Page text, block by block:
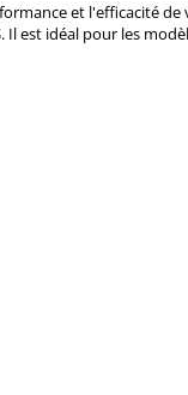
et l'efficacité de
Il est idéal pour les